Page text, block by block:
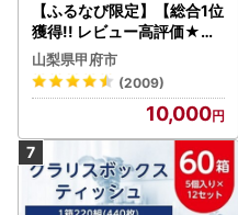
【ふるなび限定】【総合1位
獲得!! レビュー高評価★】
〈2026年度配送分〉山梨
県産 シャインマスカット 2
～3房（1.0kg以上）シャイ
ン フルーツ FN-Limited-S
P
山梨県甲府市
(2009)
10,000